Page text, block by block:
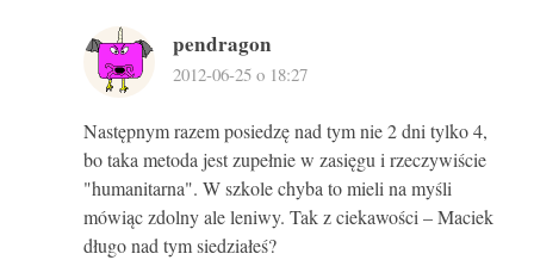
pendragon
2012-06-25 o 18:27
Następnym razem posiedzę nad tym nie 2 dni tylko 4,
bo taka metoda jest zupełnie w zasięgu i rzeczywiście
"humanitarna". W szkole chyba to mieli na myśli
mówiąc zdolny ale leniwy. Tak z ciekawości – Maciek
długo nad tym siedziałeś?